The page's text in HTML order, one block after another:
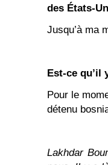
des États-
Jusqu’à ma
Est-ce qu’il
Pour le
détenu
Lakhdar